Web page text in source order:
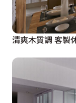
清爽木質調 客製